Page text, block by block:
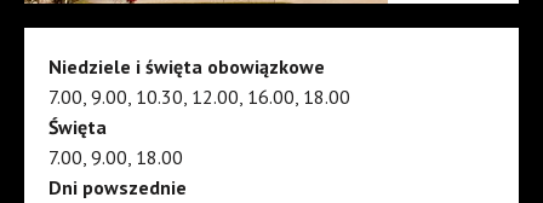
Niedziele i święta obowiązkowe
7.00, 9.00, 10.30, 12.00, 16.00, 18.00
Święta
7.00, 9.00, 18.00
Dni powszednie